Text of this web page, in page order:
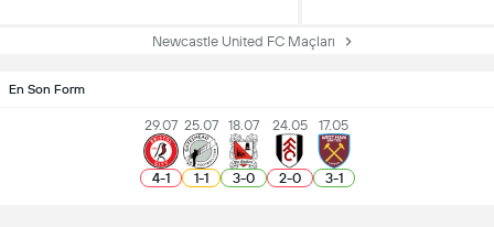
Newcastle United FC Maçları
En Son Form
29.07
4-1
25.07
1-1
18.07
3-0
24.05
2-0
17.05
3-1